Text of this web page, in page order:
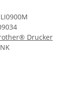
LI0900M
Drucker